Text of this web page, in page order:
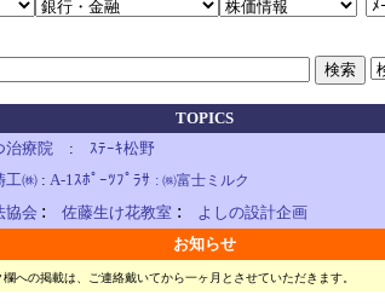
TOPICS
治療院 : ｽﾃｰｷ松野
工㈱ : A-1ｽﾎﾟｰﾂﾌﾟﾗｻ : ㈱富士ミルク
協会 : 佐藤生け花教室 : よしの設計企画
お知らせ
への掲載は、ご連絡戴いてから一ヶ月とさせていただきます。